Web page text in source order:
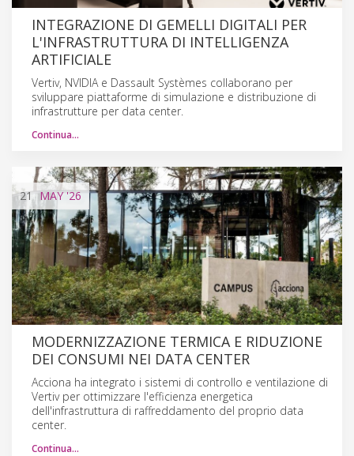
INTEGRAZIONE DI GEMELLI DIGITALI PER
L'INFRASTRUTTURA DI INTELLIGENZA
ARTIFICIALE
Vertiv, NVIDIA e Dassault Systèmes collaborano per
sviluppare piattaforme di simulazione e distribuzione di
infrastrutture per data center.
Continua…
21 MAY'26
MODERNIZZAZIONE TERMICA E RIDUZIONE
DEI CONSUMI NEI DATA CENTER
Acciona ha integrato i sistemi di controllo e ventilazione di
Vertiv per ottimizzare l'efficienza energetica
dell'infrastruttura di raffreddamento del proprio data
center.
Continua…